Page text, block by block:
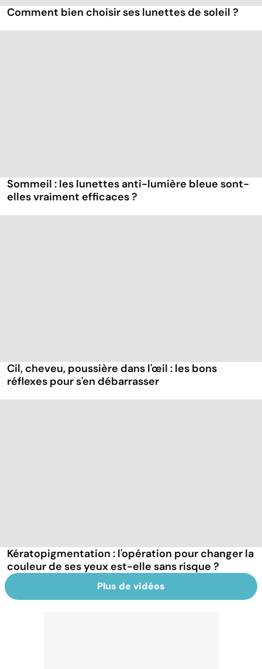
Comment bien choisir ses lunettes de soleil ?
Sommeil : les lunettes anti-lumière bleue sont-
elles vraiment efficaces ?
Cil, cheveu, poussière dans l'œil : les bons
réflexes pour s'en débarrasser
Kératopigmentation : l'opération pour changer la
couleur de ses yeux est-elle sans risque ?
Plus de vidéos